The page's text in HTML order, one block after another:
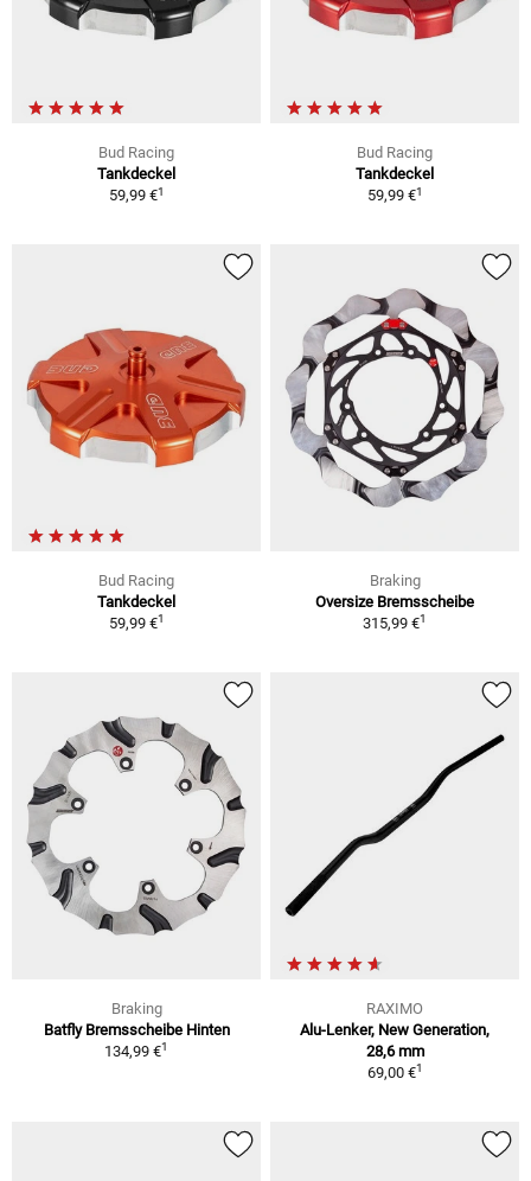
Bud Racing
Tankdeckel
59,99 €1
Bud Racing
Tankdeckel
59,99 €1
Bud Racing
Tankdeckel
59,99 €1
Braking
Oversize Bremsscheibe
315,99 €1
Braking
Batfly Bremsscheibe Hinten
134,99 €1
RAXIMO
Alu-Lenker, New Generation,
28,6 mm
69,00 €1